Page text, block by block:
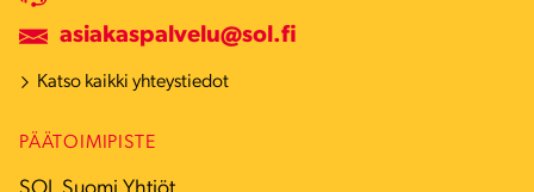
asiakaspalvelu@sol.fi
Katso kaikki yhteystiedot
PÄÄTOIMIPISTE